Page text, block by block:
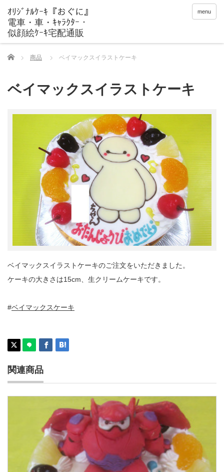
menu
Home 商品 ベイマックスイラストケーキ
ベイマックスイラストケーキ
ベイマックスイラストケーキのご注文をいただきました。
ケーキの大きさは15cm、生クリームケーキです。
#ベイマックスケーキ
関連商品